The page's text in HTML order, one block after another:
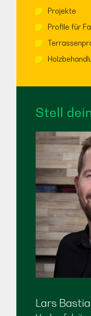
Projekte
Profile für
Stell
Lars